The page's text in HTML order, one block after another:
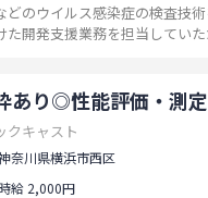
どのウイルス感染症の検査技
た開発支援業務を担当してい
術の研究開発に意義を感
あり◎性能評価・測
クキャスト
奈川県横浜市西区
給 2,000円